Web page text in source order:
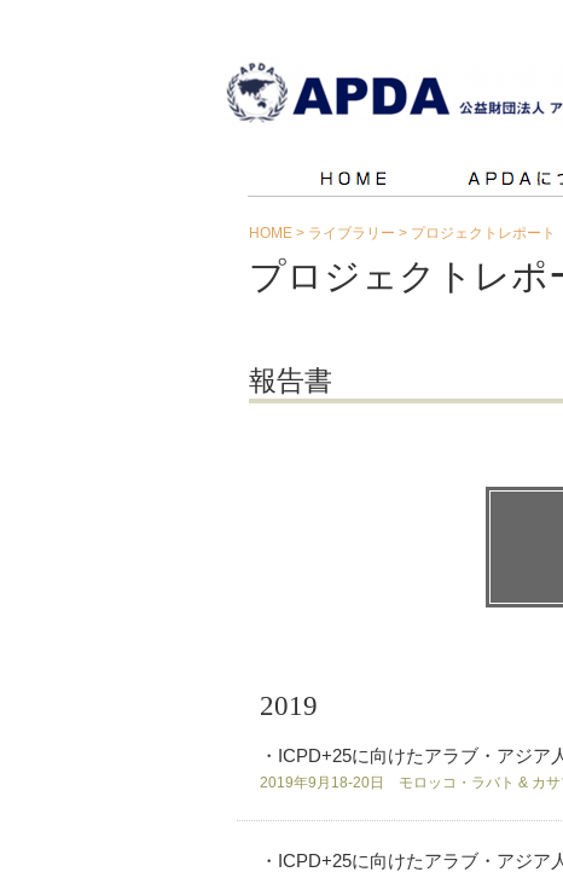
HOME > ライブラリー > プロジェクトレポート
プロジェクトレポ
報告書
2019
・ICPD+25に向けたアラブ・アジア
2019年9月18-20日 モロッコ・ラバト & カサ
・ICPD+25に向けたアラブ・アジア